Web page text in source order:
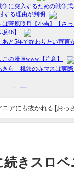
ニアにも抜かれる [おっ
きスロベ